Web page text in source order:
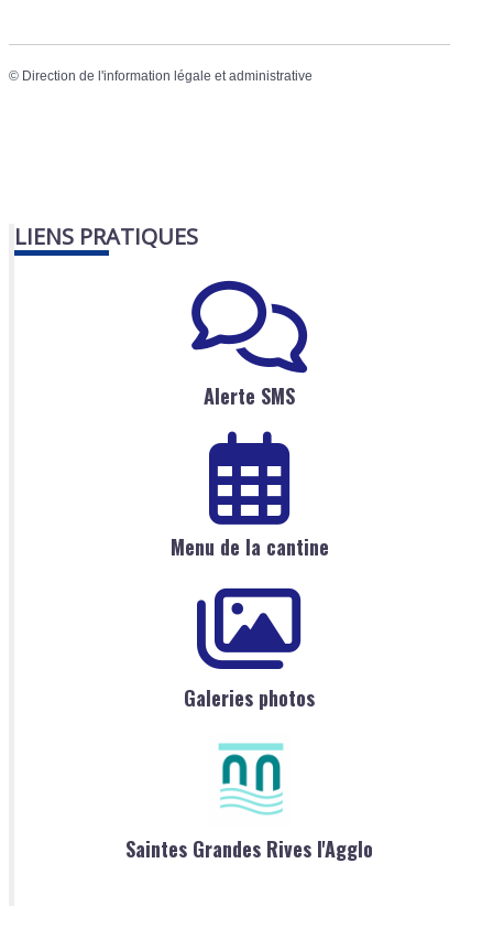
© Direction de l'information légale et administrative
LIENS PRATIQUES
Alerte SMS
Menu de la cantine
Galeries photos
Saintes Grandes Rives l'Agglo